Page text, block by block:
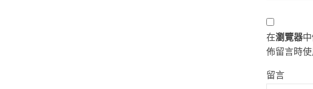
在瀏覽器
佈留言時使
留言